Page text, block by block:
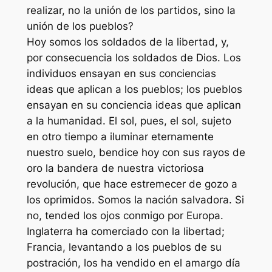
realizar, no la unión de los partidos, sino la
unión de los pueblos?
Hoy somos los soldados de la libertad, y,
por consecuencia los soldados de Dios. Los
individuos ensayan en sus conciencias
ideas que aplican a los pueblos; los pueblos
ensayan en su conciencia ideas que aplican
a la humanidad. El sol, pues, el sol, sujeto
en otro tiempo a iluminar eternamente
nuestro suelo, bendice hoy con sus rayos de
oro la bandera de nuestra victoriosa
revolución, que hace estremecer de gozo a
los oprimidos. Somos la nación salvadora. Si
no, tended los ojos conmigo por Europa.
Inglaterra ha comerciado con la libertad;
Francia, levantando a los pueblos de su
postración, los ha vendido en el amargo día